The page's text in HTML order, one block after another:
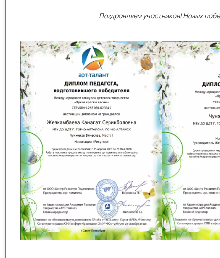
Поздравляем участников! Новых